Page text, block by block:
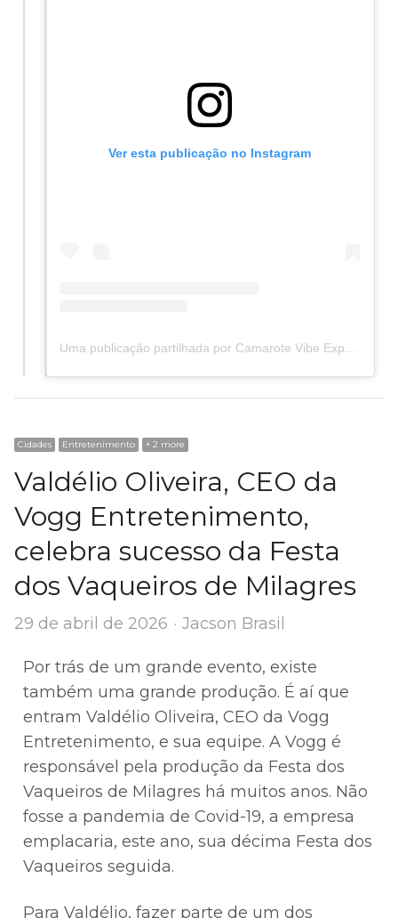
Ver esta publicação no Instagram
Uma publicação partilhada por Camarote Vibe Experience (@camarotevibeexperience)
Cidades Entretenimento + 2 more
Valdélio Oliveira, CEO da
Vogg Entretenimento,
celebra sucesso da Festa
dos Vaqueiros de Milagres
29 de abril de 2026 Author
Jacson Brasil
Por trás de um grande evento, existe
também uma grande produção. É aí que
entram Valdélio Oliveira, CEO da Vogg
Entretenimento, e sua equipe. A Vogg é
responsável pela produção da Festa dos
Vaqueiros de Milagres há muitos anos. Não
fosse a pandemia de Covid-19, a empresa
emplacaria, este ano, sua décima Festa dos
Vaqueiros seguida.
Para Valdélio, fazer parte de um dos